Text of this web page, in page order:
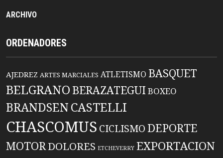
ARCHIVO
ORDENADORES
AJEDREZ ARTES MARCIALES ATLETISMO BASQUET
BELGRANO BERAZATEGUIBOXEO
BRANDSENCASTELLI
CHASCOMUS CICLISMO DEPORTE
MOTORDOLORES ETCHEVERRY EXPORTACION